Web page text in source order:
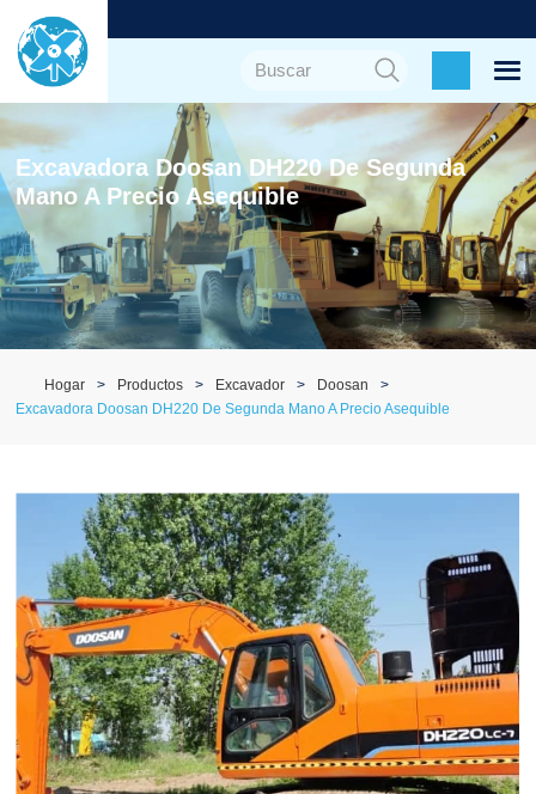
Excavadora Doosan DH220 De Segunda
Mano A Precio Asequible
Hogar Productos Excavador
Doosan
Excavadora Doosan DH220 De Segunda Mano A Precio Asequible